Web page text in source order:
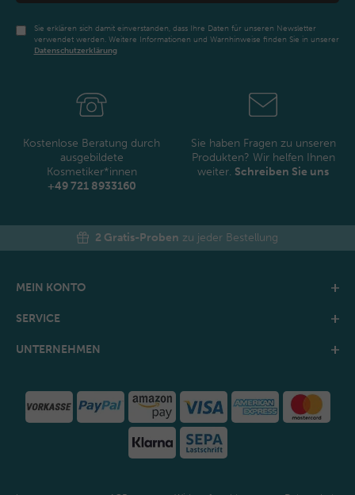
Sie erklären sich damit einverstanden, dass Ihre Daten für unseren Newsletter
verwendet werden. Weitere Informationen und Warnhinweise finden Sie in unserer
Daten­schutz­erklärung
Kostenlose Beratung durch
ausgebildete
Kosmetiker*innen
+49 721 8933160
Sie haben Fragen zu unseren
Produkten? Wir helfen Ihnen
weiter. Schreiben Sie uns
2 Gratis-Proben zu jeder Bestellung
MEIN KONTO
SERVICE
UNTERNEHMEN